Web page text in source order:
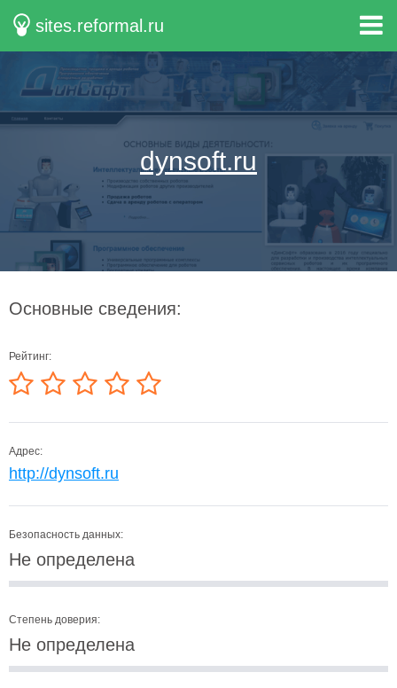
sites.reformal.ru
dynsoft.ru
Основные сведения:
Рейтинг:
Адрес:
http://dynsoft.ru
Безопасность данных:
Не определена
Степень доверия:
Не определена